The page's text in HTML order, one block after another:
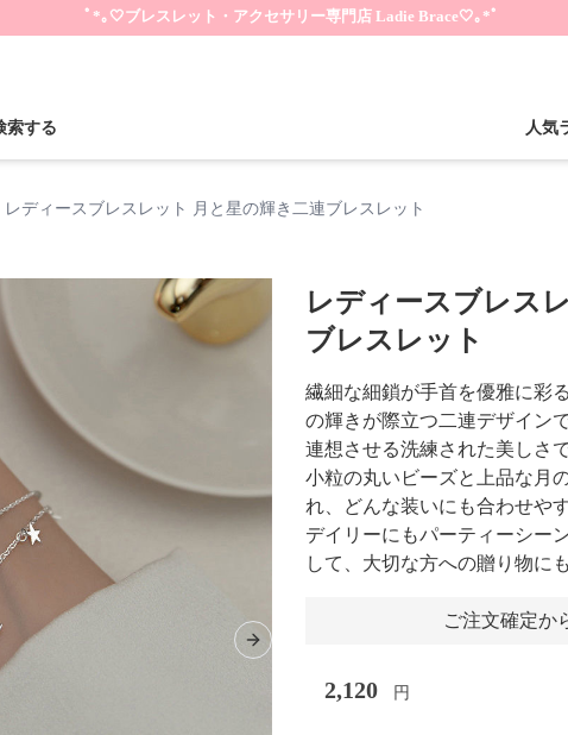
ﾟ*｡🤍ブレスレット・アクセサリー専門店 Ladie Brace🤍｡*ﾟ
索する 人気
レディースブレスレット 月と星の輝き二連ブレスレット
Next slide
レディースブレス
ブレスレット
繊細な細鎖が手首を優雅に彩
の輝きが際立つ二連デザイン
連想させる洗練された美しさで
小粒の丸いビーズと上品な月
れ、どんな装いにも合わせや
デイリーにもパーティーシー
して、大切な方への贈り物に
ご注文確定か
2,120 円